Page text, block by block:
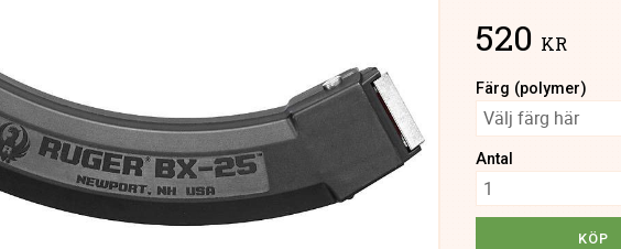
520 KR
Färg (polymer)
Antal
KÖP